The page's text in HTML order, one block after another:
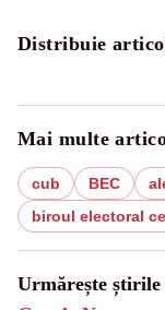
Distribuie
Mai multe
cub BEC
biroul electoral
Urmărește știrile